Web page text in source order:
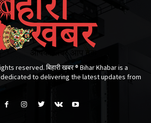
reserved. बिहारी खबर ®​ Bihar Khabar is a
to delivering the latest updates from